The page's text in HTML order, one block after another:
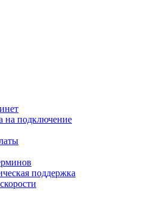
на подключение
поддержка